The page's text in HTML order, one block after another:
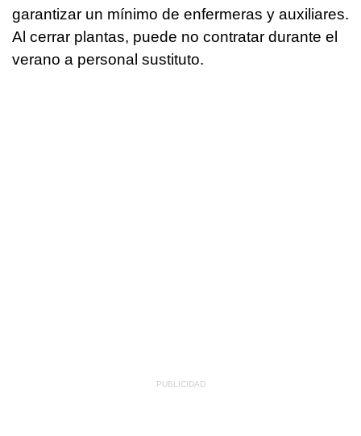
garantizar un mínimo de enfermeras y auxiliares.
Al cerrar plantas, puede no contratar durante el
verano a personal sustituto.